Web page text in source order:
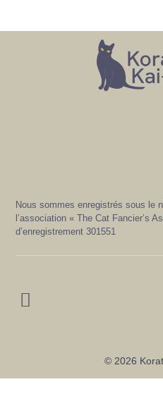
Nous sommes enregistrés sous le
l’association « The Cat Fancier’s
d’enregistrement 301551
© 2026